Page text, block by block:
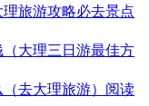
旅游攻略必去景点
大理三日游最佳方
去大理旅游） 阅读